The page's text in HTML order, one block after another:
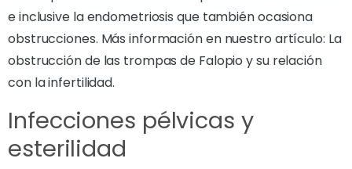
e inclusive la endometriosis que también ocasiona
obstrucciones. Más información en nuestro artículo: La
obstrucción de las trompas de Falopio y su relación
con la infertilidad.
Infecciones pélvicas y
esterilidad